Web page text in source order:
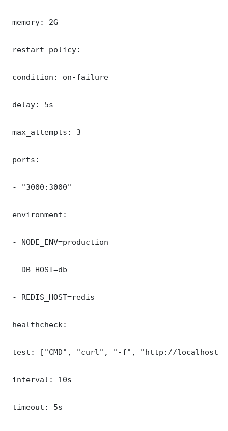
memory: 2G
restart_policy:
condition: on-failure
delay: 5s
max_attempts: 3
ports:
- "3000:3000"
environment:
- NODE_ENV=production
- DB_HOST=db
- REDIS_HOST=redis
healthcheck:
test: ["CMD", "curl", "-f", "http://
interval: 10s
timeout: 5s